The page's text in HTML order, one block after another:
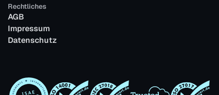
Rechtliches
AGB
Impressum
Datenschutz